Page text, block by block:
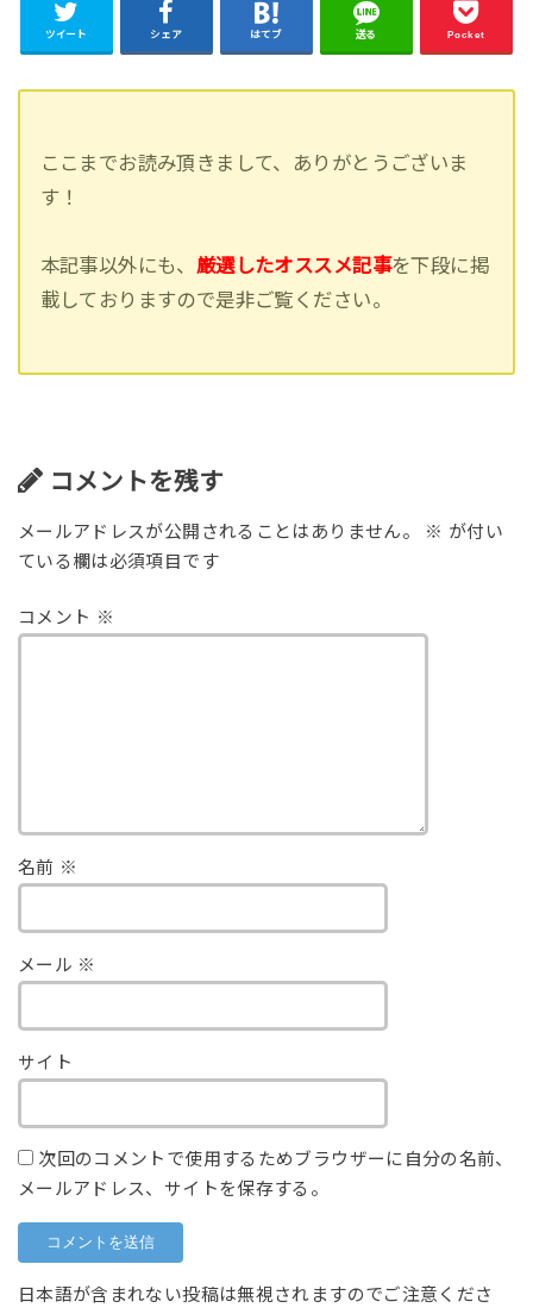
ツイート シェア はてブ 送る Pocket
ここまでお読み頂きまして、ありがとうございま
す！
本記事以外にも、 厳選したオススメ記事を下段に掲
載しておりますので是非ご覧ください。
コメントを残す
メールアドレスが公開されることはありません。 ※ が付い
ている欄は必須項目です
コメント ※
名前 ※
メール ※
サイト
次回のコメントで使用するためブラウザーに自分の名前、
メールアドレス、サイトを保存する。
日本語が含まれない投稿は無視されますのでご注意くださ